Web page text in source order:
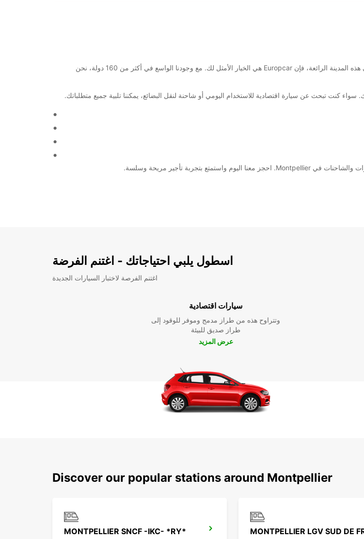
مرحبًا بكم في Montpellier! إذا كنت تبحث عن خيارات تأجير السيارات والشاحنات في هذه المدينة الرائعة، فإن Europcar هي الخيار الأمثل لك. مع وجودنا الواسع في أكثر من 160 دولة، نحن
اسطول يلبي احتياجاتك - اغتنم الفرضة
اغتنم الفرصة لاختبار السيارات الجديدة
سيارات اقتصادية
وتتراوح هذه من طراز مدمج وموفر للوقود إلى
طراز صديق للبيئة
عرض المزيد
Discover our popular stations around Montpellier
MONTPELLIER SNCF -IKC- *RY*